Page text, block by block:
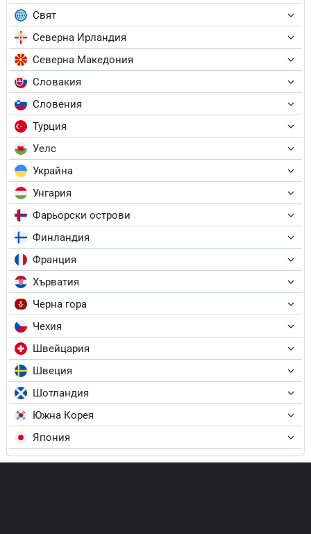
Свят
Северна Ирландия
Северна Македония
Словакия
Словения
Турция
Уелс
Украйна
Унгария
Фарьорски острови
Финландия
Франция
Хърватия
Черна гора
Чехия
Швейцария
Швеция
Шотландия
Южна Корея
Япония